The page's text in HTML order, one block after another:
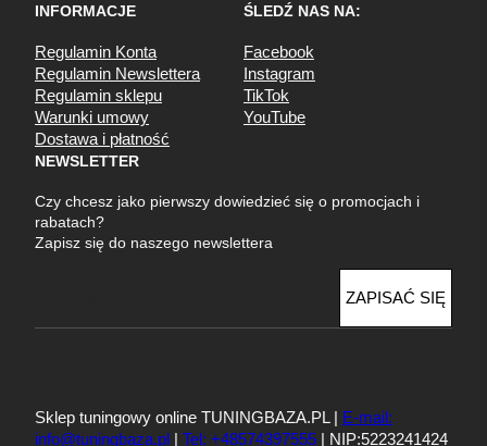
INFORMACJE
Regulamin Konta
Regulamin Newslettera
Regulamin sklepu
Warunki umowy
Dostawa i płatność
ŚLEDŹ NAS NA:
Facebook
Instagram
TikTok
YouTube
NEWSLETTER
Czy chcesz jako pierwszy dowiedzieć się o promocjach i
rabatach?
Zapisz się do naszego newslettera
a
ZAPISAĆ SIĘ
Sklep tuningowy online TUNINGBAZA.PL |
E-mail:
info@tuningbaza.pl
Tel: +48574397555 | NIP:5223241424